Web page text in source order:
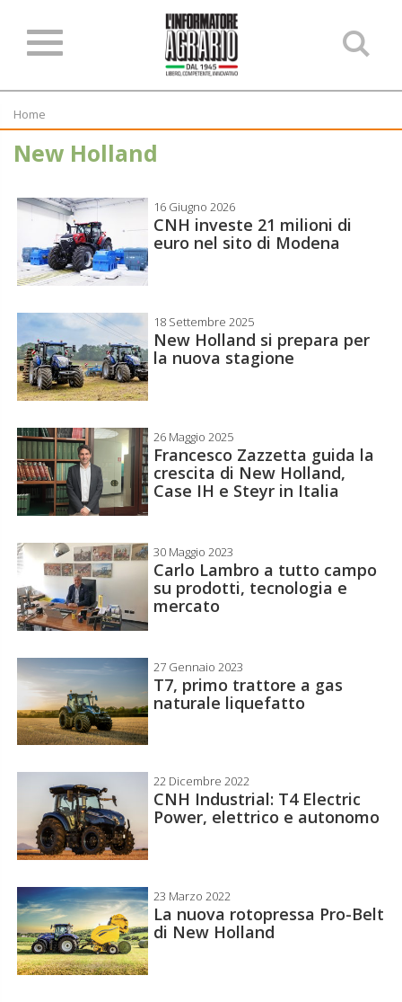
Home
New Holland
16 Giugno 2026
CNH investe 21 milioni di
euro nel sito di Modena
18 Settembre 2025
New Holland si prepara per
la nuova stagione
26 Maggio 2025
Francesco Zazzetta guida la
crescita di New Holland,
Case IH e Steyr in Italia
30 Maggio 2023
Carlo Lambro a tutto campo
su prodotti, tecnologia e
mercato
27 Gennaio 2023
T7, primo trattore a gas
naturale liquefatto
22 Dicembre 2022
CNH Industrial: T4 Electric
Power, elettrico e autonomo
23 Marzo 2022
La nuova rotopressa Pro-Belt
di New Holland